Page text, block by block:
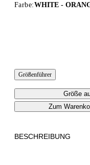
Farbe:WHITE -
Größenführer
Größe
Zum
BESCHREIBUNG